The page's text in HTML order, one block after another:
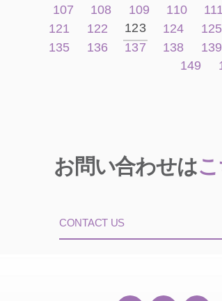
107
108 109 110 111
121
122 123 124 125
135
136 137 138 139
149
お問い合わせは
CONTACT US